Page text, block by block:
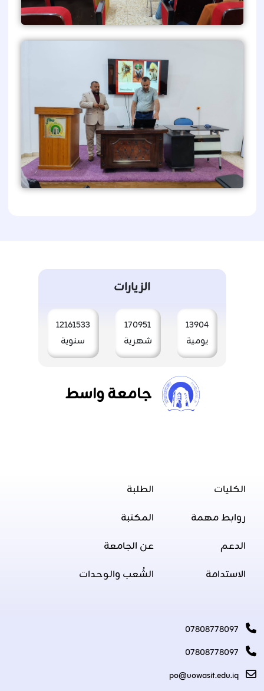
الزيارات
13904
يومية
170951
شهرية
12161533
سنوية
جامعة واسط
الكليات
روابط مهمة
الدعم
الاستدامة
الطلبة
المكتبة
عن الجامعة
الشُعب والوحدات
07808778097
07808778097
po@uowasit.edu.iq